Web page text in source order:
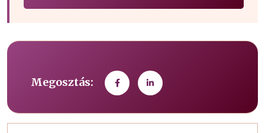
Megosztás: